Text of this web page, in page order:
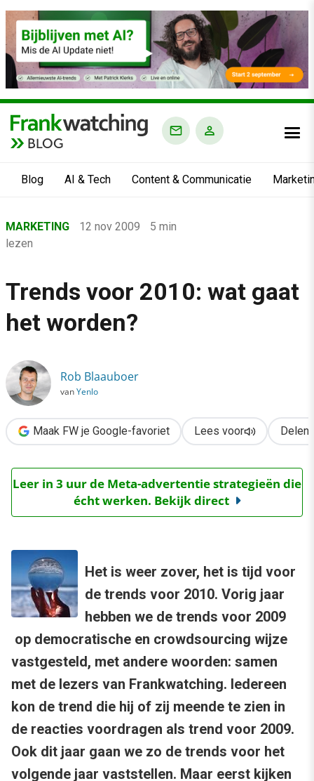
BLOG
Blog AI & Tech Content & Communicatie
›
Marketing
›
MARKETING 12 nov 2009
5 min
lezen
Trends voor 2010: wat gaat
het worden?
Rob Blaauboer
vanYenlo
Maak FW je Google-favoriet Lees voor Delen
Leer in 3 uur de Meta-advertentie strategieën die
écht werken. Bekijk direct
Het is weer zover, het is tijd voor
de trends voor 2010. Vorig jaar
hebben we de trends voor 2009
op democratische en crowdsourcing wijze
vastgesteld, met andere woorden: samen
met de lezers van Frankwatching. Iedereen
kon de trend die hij of zij meende te zien in
de reacties voordragen als trend voor 2009.
Ook dit jaar gaan we zo de trends voor het
volgende jaar vaststellen. Maar eerst kijken